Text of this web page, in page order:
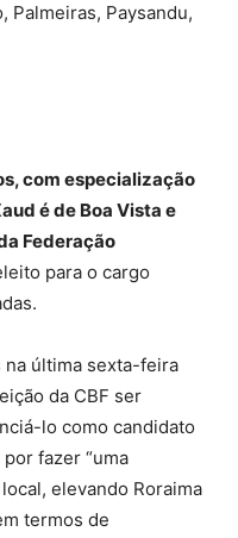
Palmeiras, Paysandu,
com especialização
é de Boa Vista e
Federação
para o cargo
na última sexta-feira
da CBF ser
lo como candidato
fazer “uma
elevando Roraima
termos de